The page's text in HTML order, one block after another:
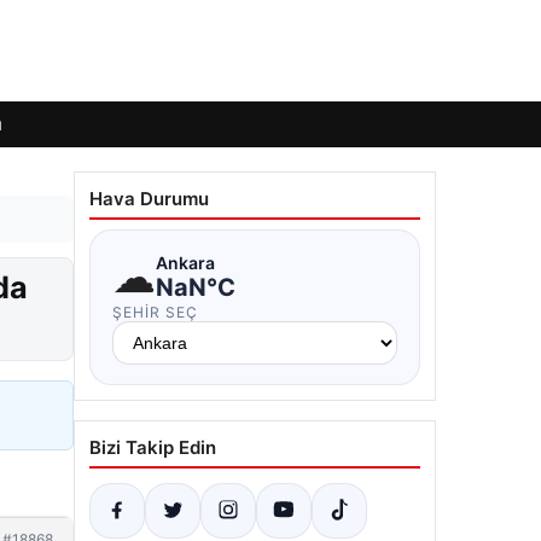
Hava Durumu
☁Ankara
NaN°C
ŞEHIR SEÇ
Bizi Takip Edin